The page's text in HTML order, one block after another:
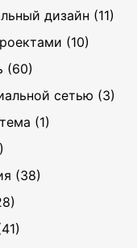
дизайн (11)
(10)
(60)
сетью (3)
(1)
(38)